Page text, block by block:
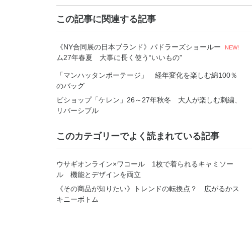
この記事に関連する記事
《NY合同展の日本ブランド》パドラーズショールー
ム27年春夏 大事に長く使う“いいもの”
NEW!
「マンハッタンポーテージ」 経年変化を楽しむ綿100％
のバッグ
ビショップ「ケレン」26～27年秋冬 大人が楽しむ刺繍、
リバーシブル
このカテゴリーでよく読まれている記事
ウサギオンライン×ワコール 1枚で着られるキャミソー
ル 機能とデザインを両立
《その商品が知りたい》トレンドの転換点？ 広がるかス
キニーボトム